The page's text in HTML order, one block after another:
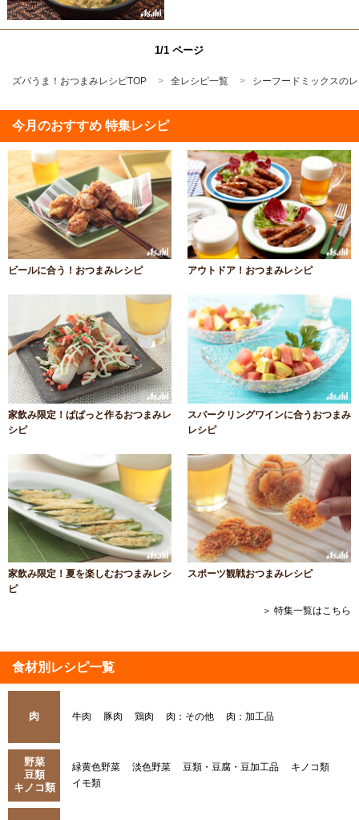
1/1 ページ
ズバうま！おつまみレシピTOP 全レシピ一覧 シーフードミックスの
今月のおすすめ 特集レシピ
ビールに合う！おつまみレシピ アウトドア！おつまみレシピ
家飲み限定！ぱぱっと作るおつまみレ
シピ
スパークリングワインに合うおつまみ
レシピ
家飲み限定！夏を楽しむおつまみレシ
ピ
スポーツ観戦おつまみレシピ
＞ 特集一覧はこちら
食材別レシピ一覧
肉 牛肉 豚肉 鶏肉 肉：その他 肉：加工品
野菜
豆類
キノコ類
緑黄色野菜 淡色野菜 豆類・豆腐・豆加工品
キノコ類
イモ類